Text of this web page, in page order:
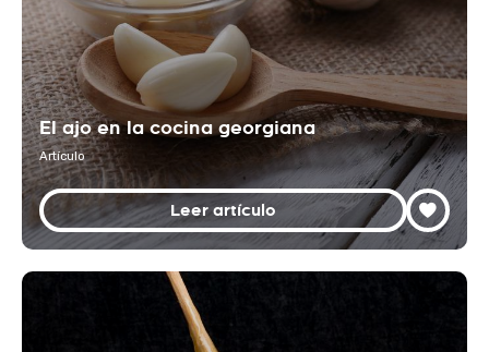
El ajo en la cocina georgiana
Artículo
Leer artículo